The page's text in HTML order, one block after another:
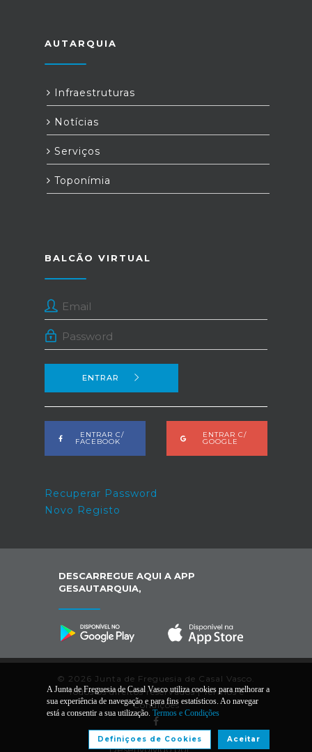
AUTARQUIA
Infraestruturas
Notícias
Serviços
Toponímia
BALCÃO VIRTUAL
ENTRAR
ENTRAR C/
FACEBOOK
ENTRAR C/
GOOGLE
Recuperar Password
Novo Registo
DESCARREGUE AQUI A APP
GESAUTARQUIA,
© 2026 Junta de Freguesia de Casal Vasco.
Todos os direitos reservados |Termos e
Condições
Desenvolvido por:
A Junta de Freguesia de Casal Vasco utiliza cookies para melhorar a
sua experiência de navegação e para fins estatísticos. Ao navegar
está a consentir a sua utilização. Termos e Condições
Aceitar
Definiçoes de Cookies